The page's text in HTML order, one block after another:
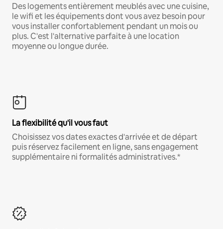
Des logements entièrement meublés avec une cuisine,
le wifi et les équipements dont vous avez besoin pour
vous installer confortablement pendant un mois ou
plus. C'est l'alternative parfaite à une location
moyenne ou longue durée.
La flexibilité qu'il vous faut
Choisissez vos dates exactes d'arrivée et de départ
puis réservez facilement en ligne, sans engagement
supplémentaire ni formalités administratives.*